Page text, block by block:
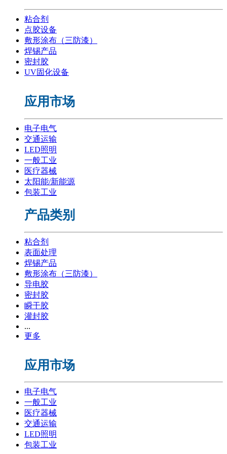
粘合剂
点胶设备
敷形涂布（三防漆）
焊锡产品
密封胶
UV固化设备
应用市场
电子电气
交通运输
LED照明
一般工业
医疗器械
太阳能/新能源
包装工业
产品类别
粘合剂
表面处理
焊锡产品
敷形涂布（三防漆）
导电胶
密封胶
瞬干胶
灌封胶
...
更多
应用市场
电子电气
一般工业
医疗器械
交通运输
LED照明
包装工业